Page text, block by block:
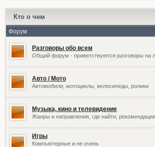
Кто о чем
Форум
Разговоры обо всем
Общий форум - приветствуются разговоры на
Авто / Мото
Автомобили, мотоциклы, велосипеды, ролики
Музыка, кино и телевидение
Жанры и направления, где найти, рекомендации
Игры
Компьютерные и не очень